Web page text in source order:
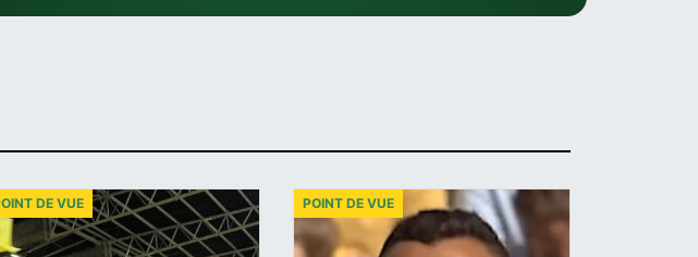
DE VUE POINT DE VUE